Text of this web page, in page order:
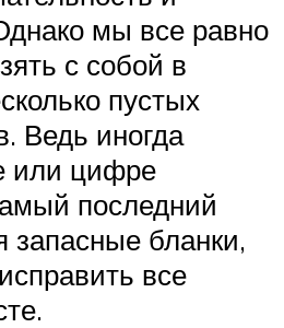
мы все равно
с собой в
пустых
Ведь иногда
или цифре
последний
бланки,
все